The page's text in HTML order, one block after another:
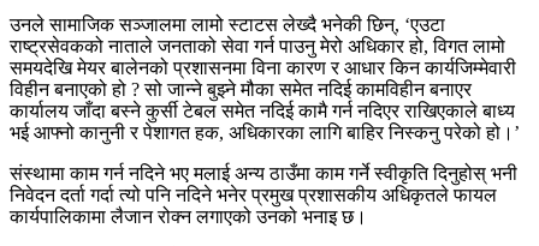
उनले सामाजिक सञ्जालमा लामो स्टाटस लेख्दै भनेकी छिन्, ‘एउटा
राष्ट्रसेवकको नाताले जनताको सेवा गर्न पाउनु मेरो अधिकार हो, विगत लामो
समयदेखि मेयर बालेनको प्रशासनमा विना कारण र आधार किन कार्यजिम्मेवारी
विहीन बनाएको हो ? सो जान्ने बुझ्ने मौका समेत नदिई कामविहीन बनाएर
कार्यालय जाँदा बस्ने कुर्सी टेबल समेत नदिई कामै गर्न नदिएर राखिएकाले बाध्य
भई आफ्नो कानुनी र पेशागत हक, अधिकारका लागि बाहिर निस्कनु परेको हो।’
संस्थामा काम गर्न नदिने भए मलाई अन्य ठाउँमा काम गर्ने स्वीकृति दिनुहोस् भनी
निवेदन दर्ता गर्दा त्यो पनि नदिने भनेर प्रमुख प्रशासकीय अधिकृतले फायल
कार्यपालिकामा लैजान रोक्न लगाएको उनको भनाइ छ।